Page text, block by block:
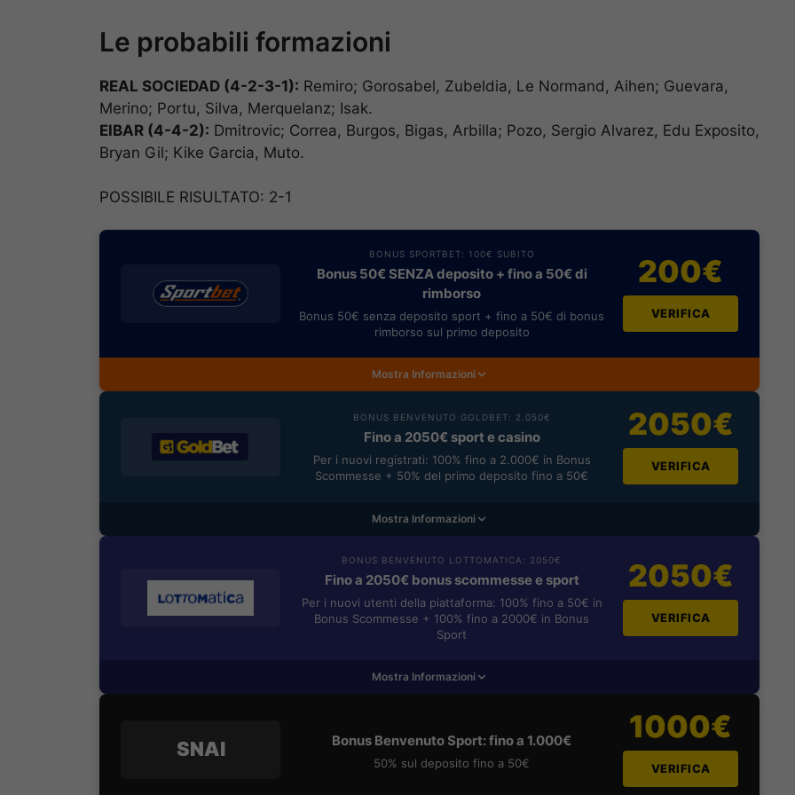
Le probabili formazioni
REAL SOCIEDAD (4-2-3-1): Remiro; Gorosabel, Zubeldia, Le Normand, Aihen; Guevara,
Merino; Portu, Silva, Merquelanz; Isak.
EIBAR (4-4-2): Dmitrovic; Correa, Burgos, Bigas, Arbilla; Pozo, Sergio Alvarez, Edu Exposito,
Bryan Gil; Kike Garcia, Muto.
POSSIBILE RISULTATO: 2-1
BONUS SPORTBET: 100€ SUBITO
Bonus 50€ SENZA deposito + fino a 50€ di
rimborso
Bonus 50€ senza deposito sport + fino a 50€ di bonus
rimborso sul primo deposito
200€
VERIFICA
Mostra Informazioni
BONUS BENVENUTO GOLDBET: 2.050€
Fino a 2050€ sport e casino
Per i nuovi registrati: 100% fino a 2.000€ in Bonus
Scommesse + 50% del primo deposito fino a 50€
2050€
VERIFICA
Mostra Informazioni
BONUS BENVENUTO LOTTOMATICA: 2050€
Fino a 2050€ bonus scommesse e sport
Per i nuovi utenti della piattaforma: 100% fino a 50€ in
Bonus Scommesse + 100% fino a 2000€ in Bonus
Sport
2050€
VERIFICA
Mostra Informazioni
SNAI Bonus Benvenuto Sport: fino a 1.000€
50% sul deposito fino a 50€
1000€
VERIFICA